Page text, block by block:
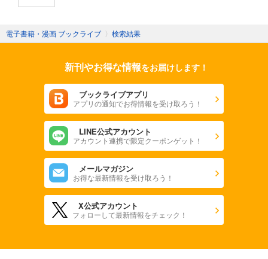
電子書籍・漫画 ブックライブ 〉 検索結果
新刊やお得な情報をお届けします！
ブックライブアプリ
アプリの通知でお得情報を受け取ろう！
LINE公式アカウント
アカウント連携で限定クーポンゲット！
メールマガジン
お得な最新情報を受け取ろう！
X公式アカウント
フォローして最新情報をチェック！